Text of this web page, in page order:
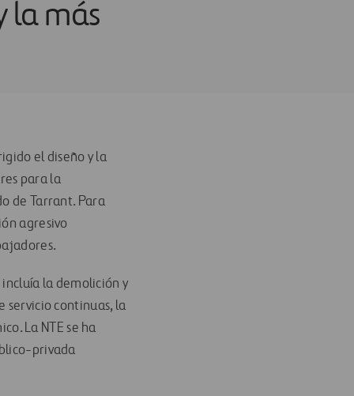
la más
el diseño y la
para la
de Tarrant. Para
agresivo
la demolición y
servicio continuas, la
La NTE se ha
privada